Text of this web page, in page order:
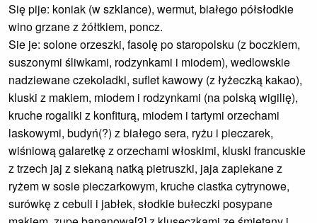
Się pije: koniak (w szklance), wermut, białego półsłodkie
wino grzane z żółtkiem, poncz.
Sie je: solone orzeszki, fasolę po staropolsku (z boczkiem,
suszonymi śliwkami, rodzynkami i miodem), wedlowskie
nadziewane czekoladki, suflet kawowy (z łyżeczką kakao),
kluski z makiem, miodem i rodzynkami (na polską wigilię),
kruche rogaliki z konfiturą, miodem i tartymi orzechami
laskowymi, budyń(?) z białego sera, ryżu i pieczarek,
wiśniową galaretkę z orzechami włoskimi, kluski francuskie
z trzech jaj z siekaną natką pietruszki, jaja zapiekane z
ryżem w sosie pieczarkowym, kruche ciastka cytrynowe,
surówkę z cebuli i jabłek, słodkie bułeczki posypane